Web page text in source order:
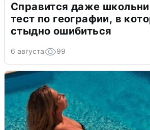
Справится даже
тест по географии, в
стыдно ошибиться
6 августа 99